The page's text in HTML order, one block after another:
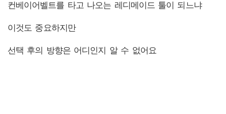
컨베이어벨트를 타고 나오는 레디메이드 툴이 되느냐
이것도 중요하지만
선택 후의 방향은 어디인지 알 수 없어요